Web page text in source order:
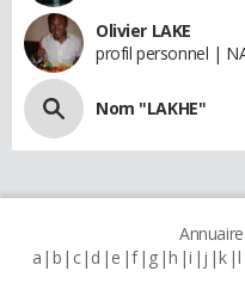
Olivier LAKE
profil personnel |
Nom "LAKHE"
a b c d e f g h i j k l